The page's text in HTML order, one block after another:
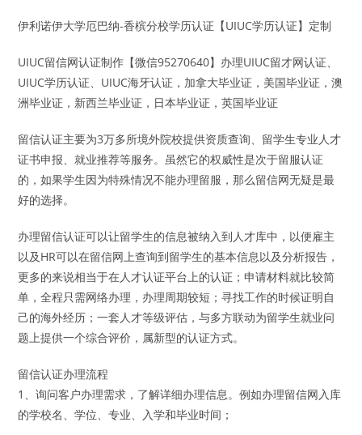
伊利诺伊大学厄巴纳-香槟分校学历认证【UIUC学历认证】定制
UIUC留信网认证制作【微信95270640】办理UIUC留才网认证、
UIUC学历认证、UIUC海牙认证，加拿大毕业证，美国毕业证，澳
洲毕业证，新西兰毕业证，日本毕业证，英国毕业证
留信认证主要为3万多所境外院校提供资质查询、留学生专业人才
证书申报、就业推荐等服务。虽然它的权威性是次于留服认证
的，如果学生因为特殊情况不能办理留服，那么留信网无疑是最
好的选择。
办理留信认证可以让留学生的信息被纳入到人才库中，以便雇主
以及HR可以在留信网上查询到留学生的基本信息以及分析报告，
更多的来说相当于在人才认证平台上的认证；申请材料就比较简
单，全程只需网络办理，办理周期较短；寻找工作的时候证明自
己的海外经历；一套人才等级评估，与多方联动为留学生就业问
题上提供一个综合评价，属新型的认证方式。
留信认证办理流程
1、询问客户办理需求，了解详细办理信息。例如办理留信网入库
的学校名、学位、专业、入学和毕业时间；